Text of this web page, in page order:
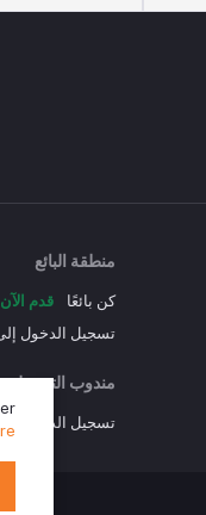
منطقة البائع
كن بائعًا
قدم الآن
تسجيل الدخول إلى
مندوب التوصيل
تسجيل الدخول